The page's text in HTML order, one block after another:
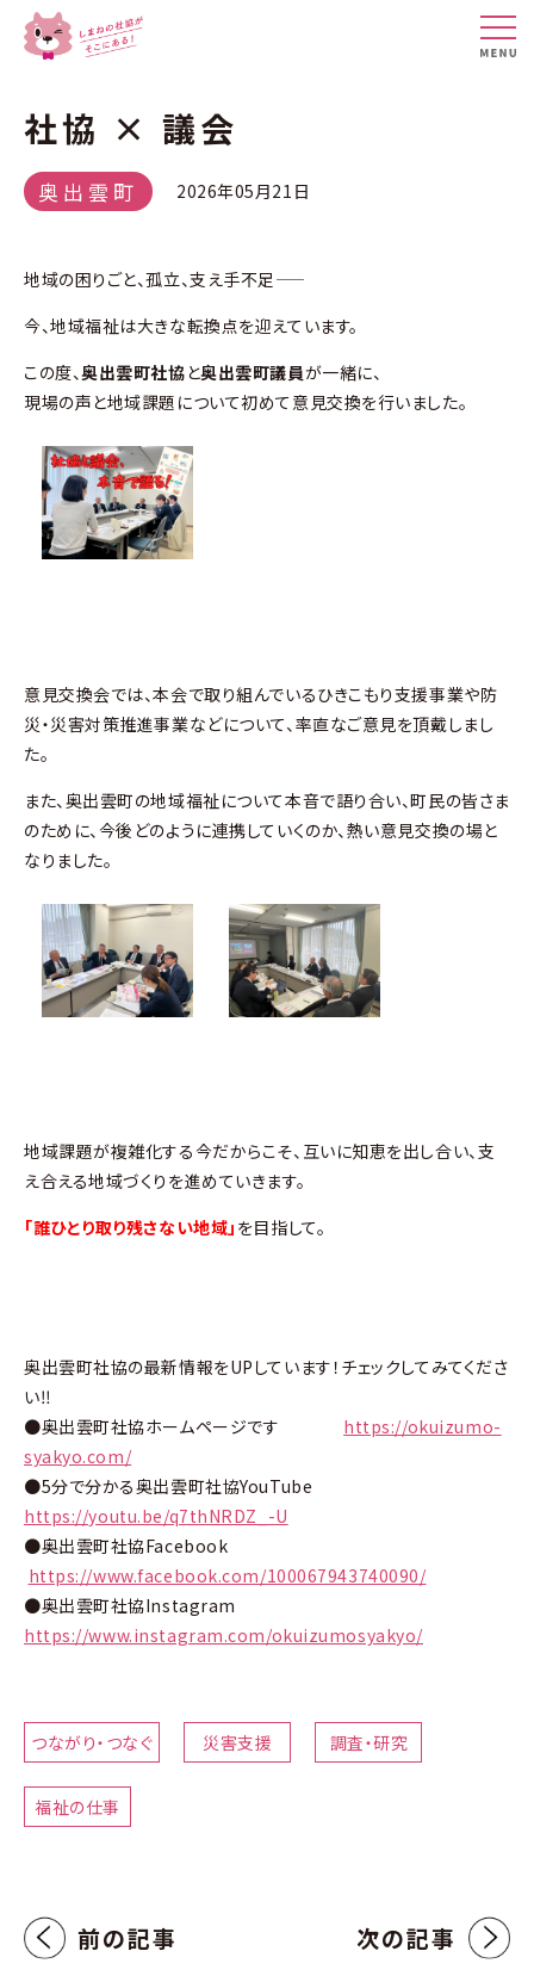
社協 × 議会
奥出雲町 2026年05月21日
地域の困りごと、孤立、支え手不足――
今、地域福祉は大きな転換点を迎えています。
この度、奥出雲町社協と奥出雲町議員が一緒に、
現場の声と地域課題について初めて意見交換を行いました。
意見交換会では、本会で取り組んでいるひきこもり支援事業や防
災・災害対策推進事業などについて、率直なご意見を頂戴しまし
た。
また、奥出雲町の地域福祉について本音で語り合い、町民の皆さま
のために、今後どのように連携していくのか、熱い意見交換の場と
なりました。
地域課題が複雑化する今だからこそ、互いに知恵を出し合い、支
え合える地域づくりを進めていきます。
「誰ひとり取り残さない地域」 を目指して。
奥出雲町社協の最新情報をUPしています！チェックしてみてくださ
い‼
●奥出雲町社協ホームページです https://okuizumo-
syakyo.com/
●5分で分かる奥出雲町社協YouTube
https://youtu.be/q7thNRDZ_-U
●奥出雲町社協Facebook
https://www.facebook.com/100067943740090/
●奥出雲町社協Instagram
https://www.instagram.com/okuizumosyakyo/
つながり・つなぐ 災害支援 調査・研究
福祉の仕事
前の記事 次の記事